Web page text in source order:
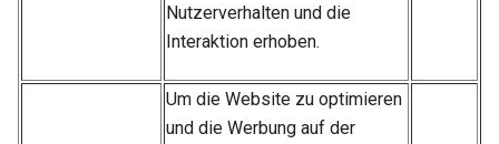
Nutzerverhalten und die
Interaktion erhoben.
Um die Website zu optimieren
und die Werbung auf der